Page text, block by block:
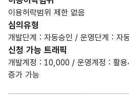
이용허락범위 제한 없음
심의유형
개발단계 : 자동승인 / 운영단계 : 자
신청 가능 트래픽
개발계정 : 10,000 / 운영계정 : 활용
증가 가능